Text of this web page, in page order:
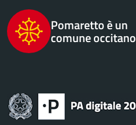
Pomaretto è un
comune occitano